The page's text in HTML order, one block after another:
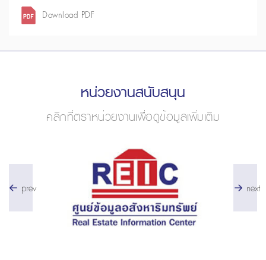
Download PDF
หน่วยงานสนับสนุน
คลิกที่ตราหน่วยงานเพื่อดูข้อมูลเพิ่มเติม
prev next